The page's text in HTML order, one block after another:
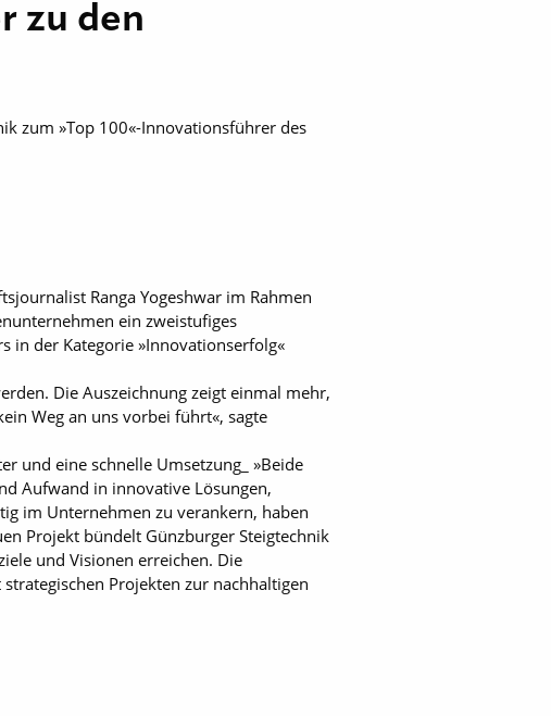
zu den
zum »Top 100«-Innovationsführer des
Ranga Yogeshwar im Rahmen
ein zweistufiges
in der Kategorie »Innovationserfolg«
Die Auszeichnung zeigt einmal mehr,
Weg an uns vorbei führt«, sagte
und eine schnelle Umsetzung_ »Beide
Aufwand in innovative Lösungen,
im Unternehmen zu verankern, haben
Projekt bündelt Günzburger Steigtechnik
und Visionen erreichen. Die
Projekten zur nachhaltigen